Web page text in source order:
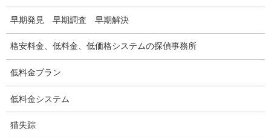
浮気調査地域
浮気調査関連調査
ドメスティックバイオレンスDV調査
いじめ・子供の虐待
別れさせ屋
早期発見 早期調査 早期解決
格安料金、低料金、低価格システムの探偵事務所
低料金プラン
低料金システム
猫失踪